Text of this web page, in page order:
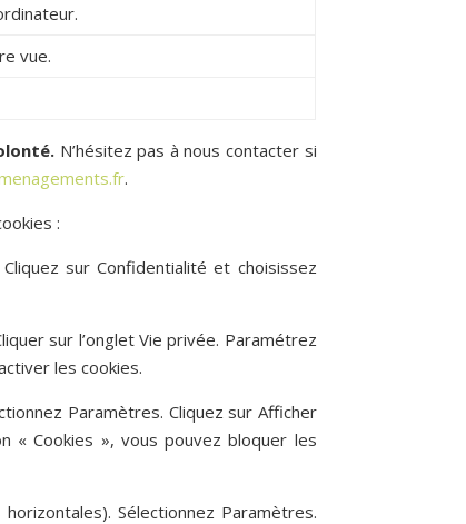
vue.
N’hésitez pas à nous contacter si
.
:
sur Confidentialité et choisissez
sur l’onglet Vie privée. Paramétrez
les cookies.
Paramètres. Cliquez sur Afficher
« Cookies », vous pouvez bloquer les
Sélectionnez Paramètres.